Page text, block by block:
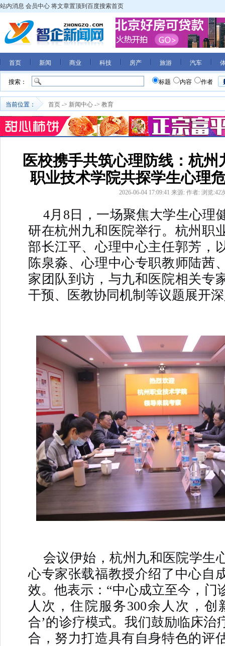
站内消息 会员中心 将文章置顶到百度搜索首页
首页 新闻 商业 科技 房产 旅游 汽车
搜索： 标题 内容 作者
当前位置： 首页 -> 新闻中心 -> 教育
医校携手共筑心理防线：杭州
职业技术学院共探学生心理
2026-06-04 17:09:41 来源: 作者: 浏览:42
4月8日
，一场聚焦大学生心理
研在杭州九和医院举行。杭州职
部长江平、心理中心主任郭芳，
陈泉淼、心理中心专职教师陆茜
家团队到访，与九和医院相关专
干预、医教协同机制等议题展开
会议伊始，杭州九和医院学生
心专家张载福教授介绍了中心自
效。他表示：“中心成立至今，门
人次，住院服务300余人次，创
合’的诊疗模式。我们鼓励临床治
合，努力打造具有自身特色的评